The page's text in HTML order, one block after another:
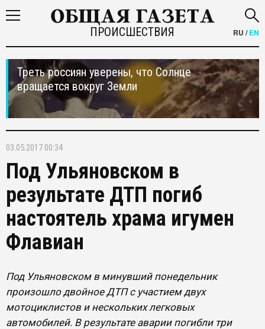
ПРОИСШЕСТВИЯ RU /EN
Треть россиян уверены, что Солнце
вращается вокруг Земли
03.05.2017 00:34
Под Ульяновском в
результате ДТП погиб
настоятель храма игумен
Флавиан
Под Ульяновском в минувший понедельник
произошло двойное ДТП с участием двух
мотоциклистов и нескольких легковых
автомобилей. В результате аварии погибли три